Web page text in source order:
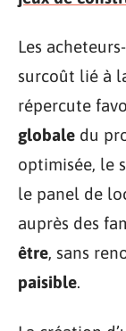
Les
surcoût lié à
répercute
globale du
optimisée, le
le panel de
auprès des
être, sans
paisible.